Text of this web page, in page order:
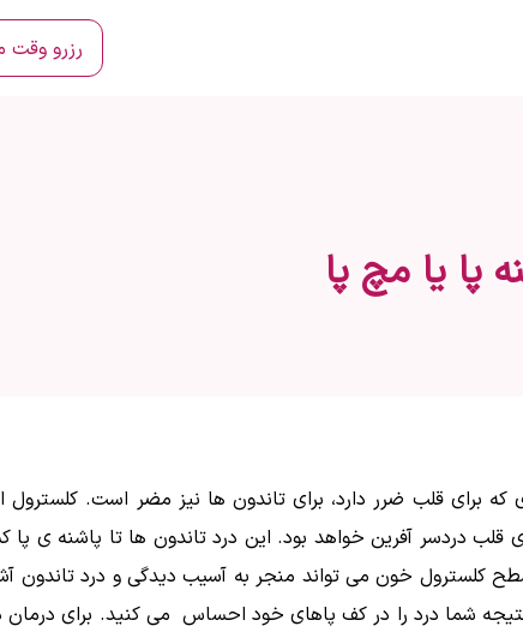
رزرو وقت
پا یا مچ پا
برای قلب ضرر دارد، برای تاندون ها نیز مضر است. کلسترول
دردسر آفرین خواهد بود. این درد تاندون ها تا پاشنه ی
کلسترول خون می تواند منجر به آسیب دیدگی و درد تاندون
شما درد را در کف پاهای خود احساس می کنید. برای درمان